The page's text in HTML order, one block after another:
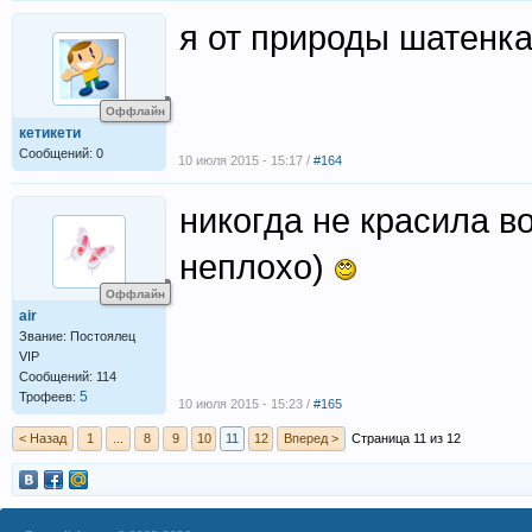
Оффлайн
кетикети
Сообщений: 0
я от природы
10 июля 2015 - 15:17 / #164
Оффлайн
air
Звание: Постоялец
VIP
Сообщений: 114
Трофеев: 5
никогда не красила
неплохо)
10 июля 2015 - 15:23 / #165
< Назад 1 8 9 10 11 12 Вперед > Страница 11 из 12